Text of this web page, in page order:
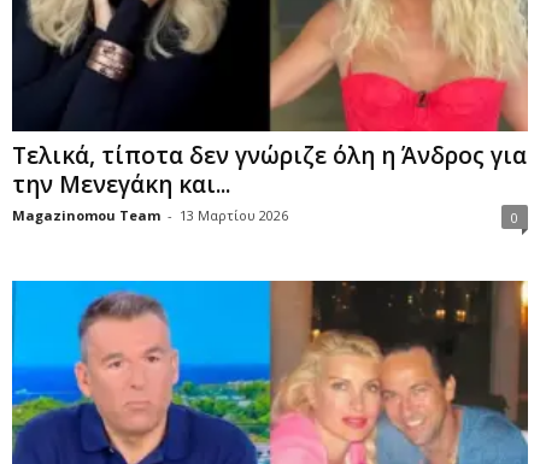
Τελικά, τίποτα δεν γνώριζε όλη η Άνδρος για
την Μενεγάκη και...
Magazinomou Team - 13 Μαρτίου 2026 0